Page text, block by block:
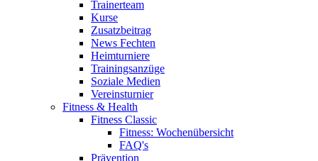
Trainerteam
Kurse
Zusatzbeitrag
News Fechten
Heimturniere
Trainingsanzüge
Soziale Medien
Vereinsturnier
Fitness & Health
Fitness Classic
Fitness: Wochenübersicht
FAQ's
Prävention